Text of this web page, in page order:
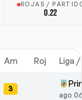
ROJAS /
0.22
Am Roj Liga /
3
ago